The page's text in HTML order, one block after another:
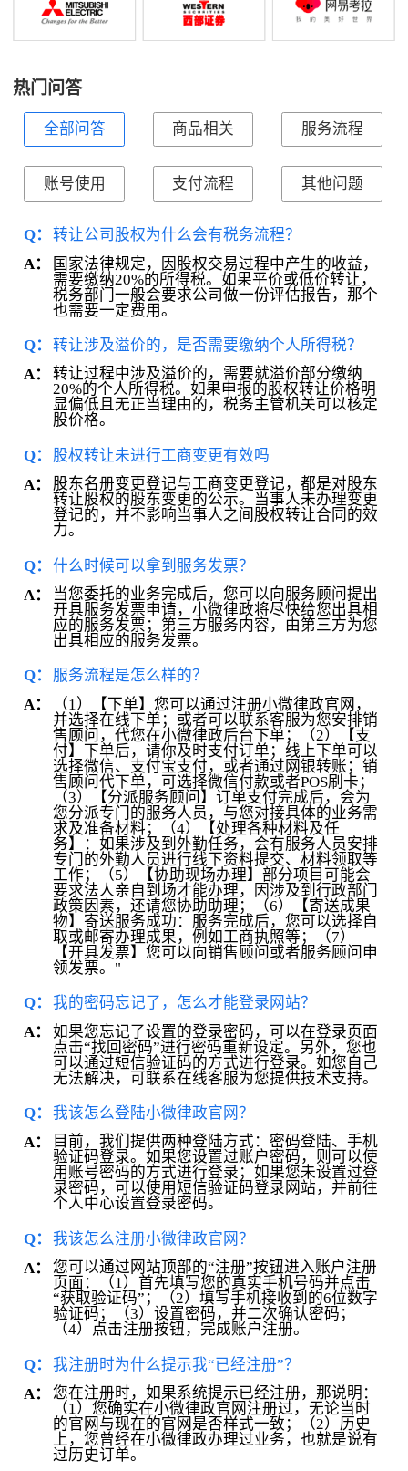
热门问答
全部问答 商品相关 服务流程
账号使用 支付流程 其他问题
Q： 转让公司股权为什么会有税务流程？
A：
国家法律规定，因股权交易过程中产生的收益，
需要缴纳20%的所得税。如果平价或低价转让，
税务部门一般会要求公司做一份评估报告，那个
也需要一定费用。
Q： 转让涉及溢价的，是否需要缴纳个人所得税？
A：
转让过程中涉及溢价的，需要就溢价部分缴纳
20%的个人所得税。如果申报的股权转让价格明
显偏低且无正当理由的，税务主管机关可以核定
股价格。
Q：
股权转让未进行工商变更有效吗
A：
股东名册变更登记与工商变更登记，都是对股东
转让股权的股东变更的公示。当事人未办理变更
登记的，并不影响当事人之间股权转让合同的效
力。
Q： 什么时候可以拿到服务发票？
A：
当您委托的业务完成后，您可以向服务顾问提出
开具服务发票申请，小微律政将尽快给您出具相
应的服务发票；第三方服务内容，由第三方为您
出具相应的服务发票。
Q：
服务流程是怎么样的？
A：
（1）【下单】您可以通过注册小微律政官网，
并选择在线下单；或者可以联系客服为您安排销
售顾问，代您在小微律政后台下单；（2）【支
付】下单后，请你及时支付订单；线上下单可以
选择微信、支付宝支付，或者通过网银转账；销
售顾问代下单，可选择微信付款或者POS刷卡；
（3）【分派服务顾问】订单支付完成后，会为
您分派专门的服务人员，与您对接具体的业务需
求及准备材料；（4）【处理各种材料及任
务】：如果涉及到外勤任务，会有服务人员安排
专门的外勤人员进行线下资料提交、材料领取等
工作；（5）【协助现场办理】部分项目可能会
要求法人亲自到场才能办理，因涉及到行政部门
政策因素，还请您协助助理；（6）【寄送成果
物】寄送服务成功：服务完成后，您可以选择自
取或邮寄办理成果，例如工商执照等；（7）
【开具发票】您可以向销售顾问或者服务顾问申
领发票。"
Q： 我的密码忘记了，怎么才能登录网站？
A：
如果您忘记了设置的登录密码，可以在登录页面
点击“找回密码”进行密码重新设定。另外，您也
可以通过短信验证码的方式进行登录。如您自己
无法解决，可联系在线客服为您提供技术支持。
Q： 我该怎么登陆小微律政官网？
A：
目前，我们提供两种登陆方式：密码登陆、手机
验证码登录。如果您设置过账户密码，则可以使
用账号密码的方式进行登录；如果您未设置过登
录密码，可以使用短信验证码登录网站，并前往
个人中心设置登录密码。
Q： 我该怎么注册小微律政官网？
A：
您可以通过网站顶部的“注册”按钮进入账户注册
页面：（1）首先填写您的真实手机号码并点击
“获取验证码”；（2）填写手机接收到的6位数字
验证码；（3）设置密码，并二次确认密码；
（4）点击注册按钮，完成账户注册。
Q： 我注册时为什么提示我“已经注册”？
A：
您在注册时，如果系统提示已经注册，那说明：
（1）您确实在小微律政官网注册过，无论当时
的官网与现在的官网是否样式一致；（2）历史
上，您曾经在小微律政办理过业务，也就是说有
过历史订单。